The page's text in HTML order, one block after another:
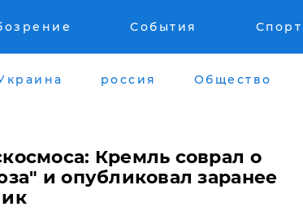
События Спорт
россия Общество
Кремль соврал о
и опубликовал заранее